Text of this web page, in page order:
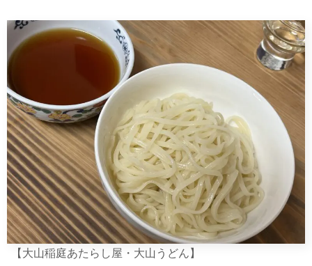
【大山稲庭あたらし屋・大山うどん】